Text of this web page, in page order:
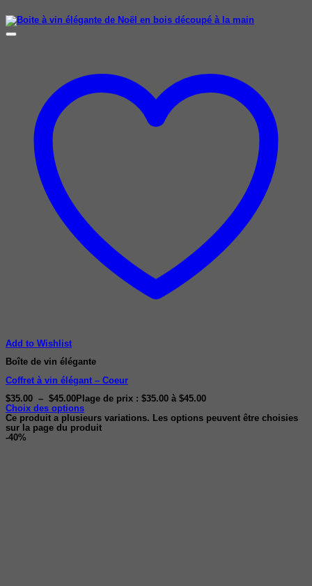
Add to Wishlist
Boîte de vin élégante
Coffret à vin élégant – Coeur
$35.00 – $45.00 Plage de prix : $35.00 à $45.00
Choix des options
Ce produit a plusieurs variations. Les options peuvent être choisies
sur la page du produit
-40%